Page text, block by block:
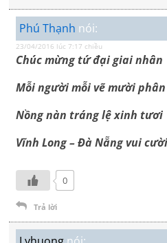
Phú Thạnh nói:
23/04/2016 lúc 7:17 chiều
Chúc mừng tứ đại giai nhân
Mỗi người mỗi vẽ mười
Nồng nàn tráng lệ xinh tươi
Vĩnh Long – Đà Nẵng vui
0
Trả lời